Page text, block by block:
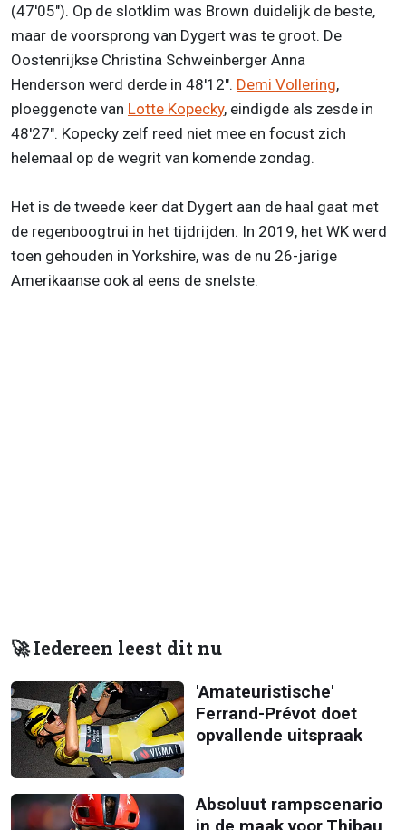
(47'05"). Op de slotklim was Brown duidelijk de beste,
maar de voorsprong van Dygert was te groot. De
Oostenrijkse Christina Schweinberger Anna
Henderson werd derde in 48'12". Demi Vollering,
ploeggenote van Lotte Kopecky, eindigde als zesde in
48'27". Kopecky zelf reed niet mee en focust zich
helemaal op de wegrit van komende zondag.
Het is de tweede keer dat Dygert aan de haal gaat met
de regenboogtrui in het tijdrijden. In 2019, het WK werd
toen gehouden in Yorkshire, was de nu 26-jarige
Amerikaanse ook al eens de snelste.
🚀 Iedereen leest dit nu
'Amateuristische'
Ferrand-Prévot doet
opvallende uitspraak
Absoluut rampscenario